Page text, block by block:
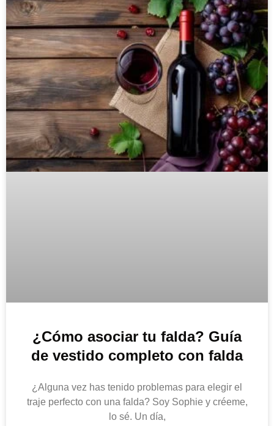
¿Cómo asociar tu falda? Guía
de vestido completo con falda
¿Alguna vez has tenido problemas para elegir el
traje perfecto con una falda? Soy Sophie y créeme,
lo sé. Un día,